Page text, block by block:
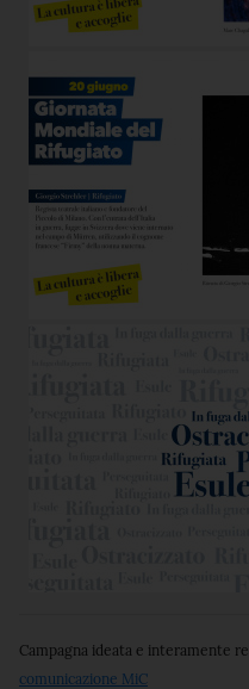
Campagna ideata e interamente
comunicazione MiC